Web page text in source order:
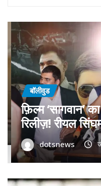
बॉलीवुड
गोवा मुख्यमंत्री डॉ.
को बड़ा समर्थन;
फिल्म गोदान की
dotsnews